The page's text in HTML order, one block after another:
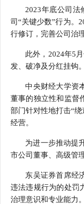
2023年底公司
司“关键少数”行为。
行修订，完善公司治
此外，2024年5
发、破净及分红挂钩。
中央财经大学资
董事的独立性和监督
部门针对性地打击“
经营。
为进一步推动提
市公司董事、高级管
东吴证券首席经
违法违规行为的处罚
治理意识和专业能力。